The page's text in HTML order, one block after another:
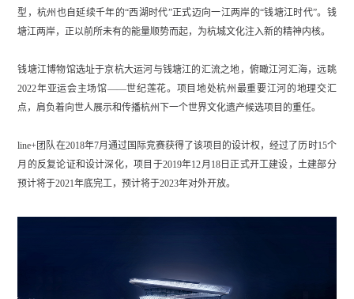
型，杭州也自延续千年的“西湖时代”正式迈向一江两岸的“钱塘江时代”。钱
塘江两岸，正以前所未有的能量顺势而起，为杭城文化注入新的精神内核。
钱塘江博物馆选址于京杭大运河与钱塘江的汇流之地，俯瞰江河汇海，远眺
2022年亚运会主场馆——世纪莲花。项目地处杭州最重要江河的地理交汇
点，肩负着向世人展示和传播杭州下一个世界文化遗产候选项目的重任。
line+团队在2018年7月通过国际竞赛获得了该项目的设计权，经过了历时15个
月的反复论证和设计深化，项目于2019年12月18日正式开工建设，土建部分
预计将于2021年底完工，预计将于2023年对外开放。